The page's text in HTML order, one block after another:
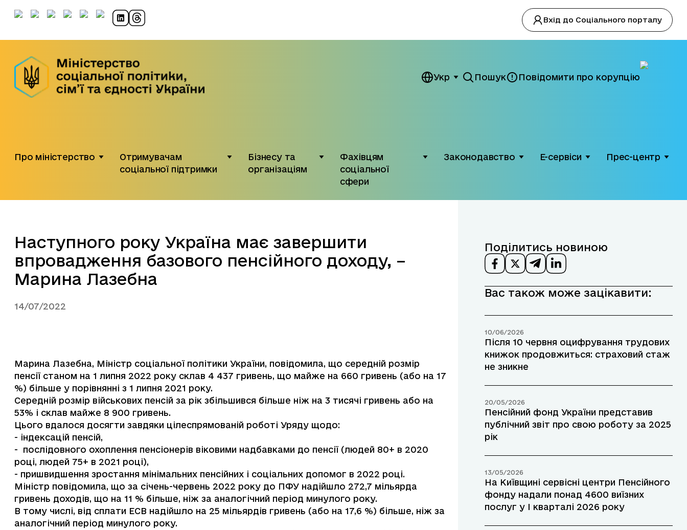
Вхід до Соціального порталу
Укр Пошук Повідомити про корупцію
Про міністерство
Отримувачам
соціальної підтримки
Бізнесу та
організаціям
Фахівцям
соціальної
сфери
Законодавство Е-сервіси Прес-центр
Наступного року Україна має завершити
впровадження базового пенсійного доходу, –
Марина Лазебна
14/07/2022
Марина Лазебна, Міністр соціальної політики України, повідомила, що середній розмір
пенсії станом на 1 липня 2022 року склав 4 437 гривень, що майже на 660 гривень (або на 17
%) більше у порівнянні з 1 липня 2021 року.
Середній розмір військових пенсій за рік збільшився більше ніж на 3 тисячі гривень або на
53% і склав майже 8 900 гривень.
Цього вдалося досягти завдяки цілеспрямованій роботі Уряду щодо:
- індексацій пенсій,
- послідовного охоплення пенсіонерів віковими надбавками до пенсії (людей 80+ в 2020
році, людей 75+ в 2021 році),
- пришвидшення зростання мінімальних пенсійних і соціальних допомог в 2022 році.
Міністр повідомила, що за січень-червень 2022 року до ПФУ надійшло 272,7 мільярда
гривень доходів, що на 11 % більше, ніж за аналогічний період минулого року.
В тому числі, від сплати ЕСВ надійшло на 25 мільярдів гривень (або на 17,6 %) більше, ніж за
аналогічний період минулого року.
Поділитись новиною
Вас також може зацікавити:
10/06/2026
Після 10 червня оцифрування трудових
книжок продовжиться: страховий стаж
не зникне
20/05/2026
Пенсійний фонд України представив
публічний звіт про свою роботу за 2025
рік
13/05/2026
На Київщині сервісні центри Пенсійного
фонду надали понад 4600 виїзних
послуг у І кварталі 2026 року